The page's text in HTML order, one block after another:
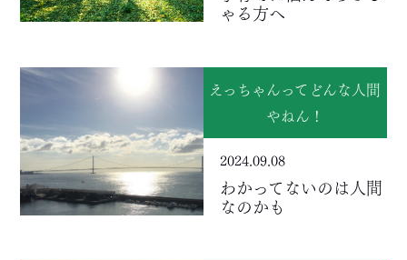
ゃる方へ
えっちゃんってどんな人間
やねん！
2024.09.08
わかってないのは人間
なのかも